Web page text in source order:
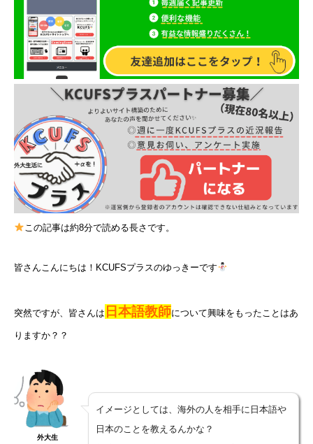
この記事は約8分で読める長さです。
皆さんこんにちは！KCUFSプラスのゆっきーです
突然ですが、皆さんは 日本語教師について興味をもったことはあ
りますか？？
外大生
イメージとしては、海外の人を相手に日本語や
日本のことを教えるんかな？